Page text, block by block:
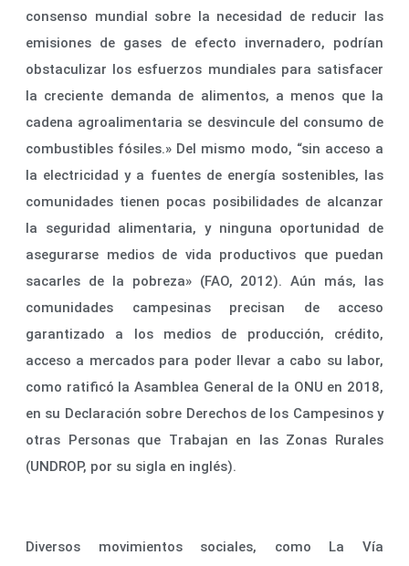
consenso mundial sobre la necesidad de reducir las
emisiones de gases de efecto invernadero, podrían
obstaculizar los esfuerzos mundiales para satisfacer
la creciente demanda de alimentos, a menos que la
cadena agroalimentaria se desvincule del consumo de
combustibles fósiles.» Del mismo modo, “sin acceso a
la electricidad y a fuentes de energía sostenibles, las
comunidades tienen pocas posibilidades de alcanzar
la seguridad alimentaria, y ninguna oportunidad de
asegurarse medios de vida productivos que puedan
sacarles de la pobreza» (FAO, 2012). Aún más, las
comunidades campesinas precisan de acceso
garantizado a los medios de producción, crédito,
acceso a mercados para poder llevar a cabo su labor,
como ratificó la Asamblea General de la ONU en 2018,
en su Declaración sobre Derechos de los Campesinos y
otras Personas que Trabajan en las Zonas Rurales
(UNDROP, por su sigla en inglés).
Diversos movimientos sociales, como La Vía